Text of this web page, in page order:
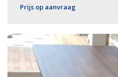
Prijs op aanvraag